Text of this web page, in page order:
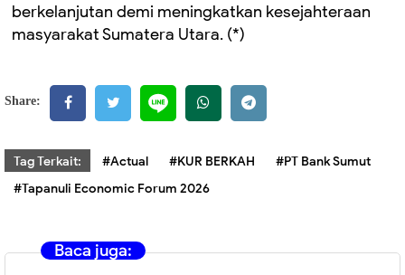
berkelanjutan demi meningkatkan kesejahteraan
masyarakat Sumatera Utara. (*)
Share:
Tag Terkait: #Actual #KUR BERKAH
#PT Bank Sumut
#Tapanuli Economic Forum 2026
Baca juga: